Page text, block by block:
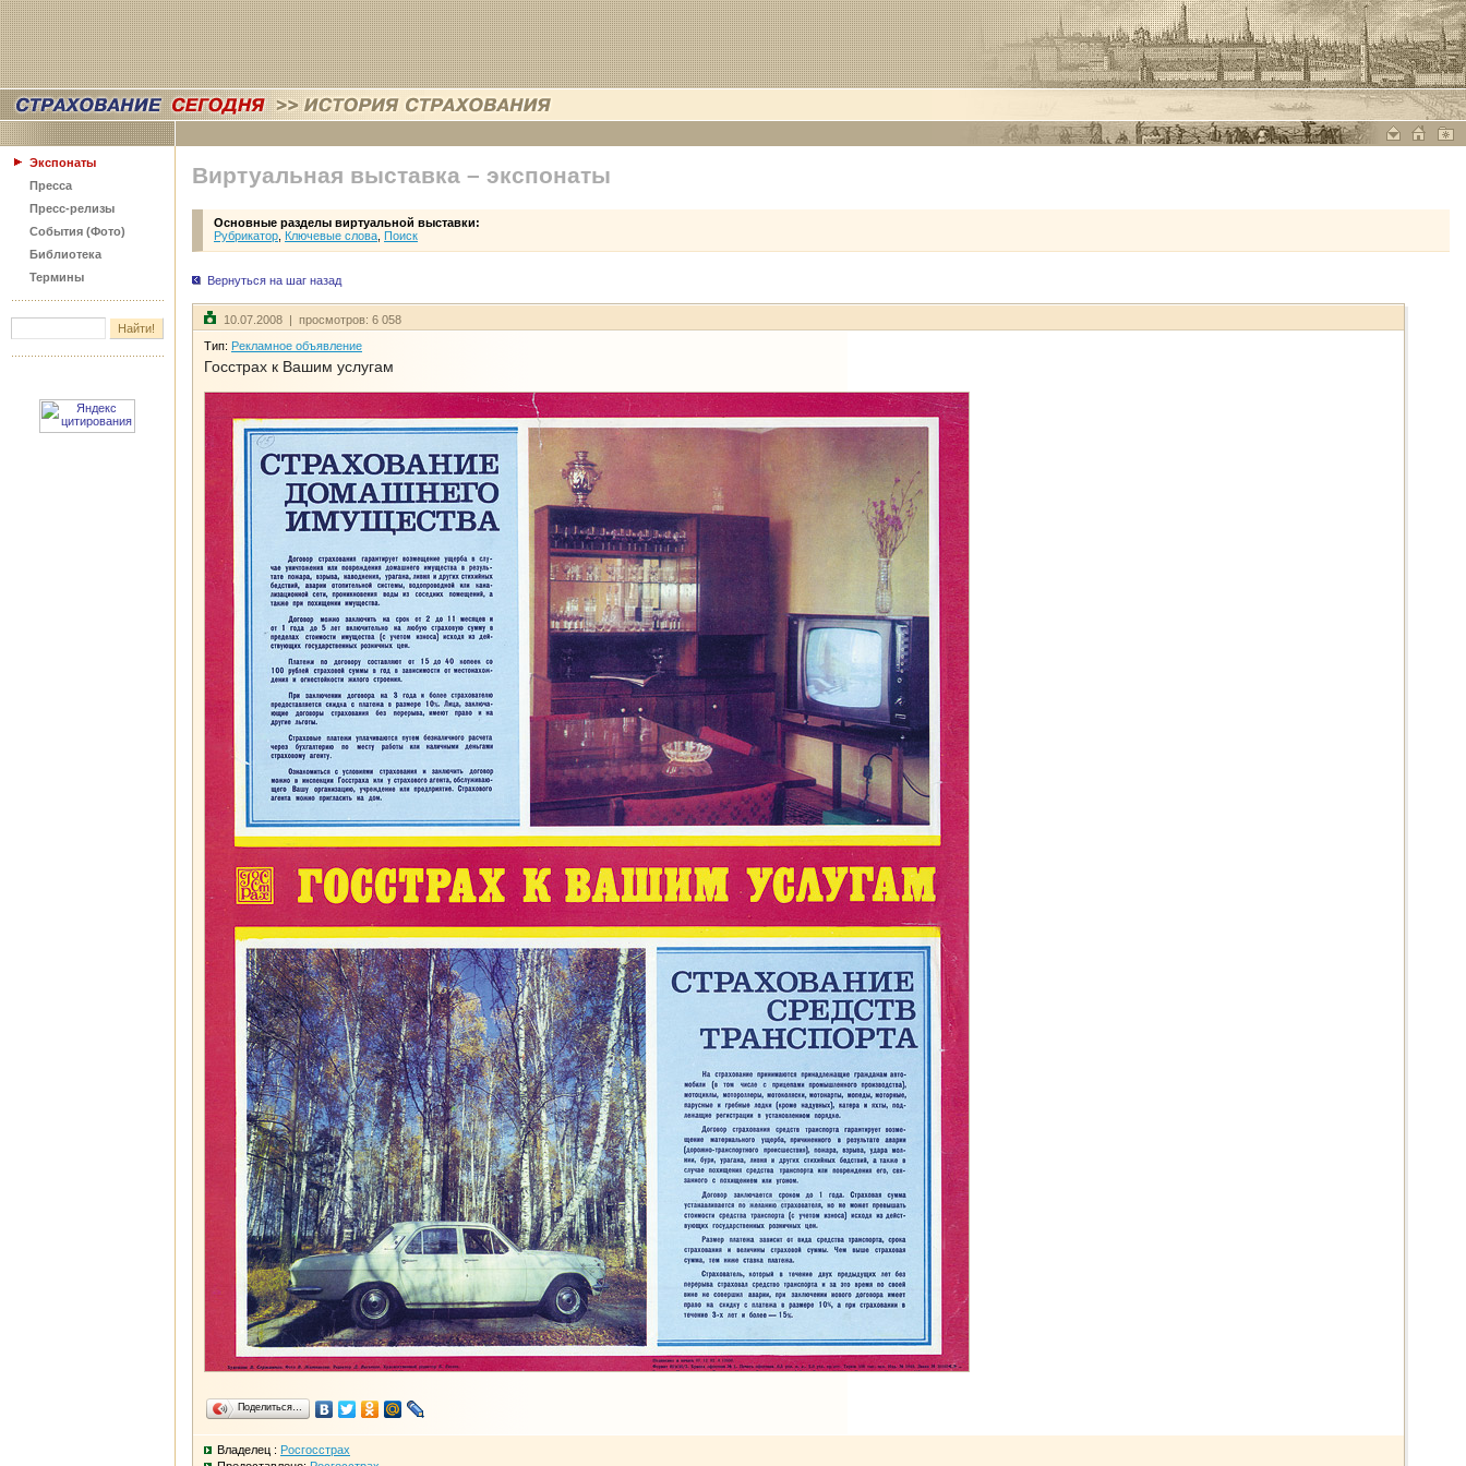
Экспонаты
Пресса
Пресс-релизы
События (Фото)
Библиотека
Термины
Виртуальная выставка – экспонаты
Основные разделы виртуальной выставки:
Рубрикатор Ключевые слова Поиск
Вернуться на шаг назад
10.07.2008 | просмотров: 6 058
Тип: Рекламное объявление
Госстрах к Вашим услугам
Поделиться…
Владелец : Росгосстрах